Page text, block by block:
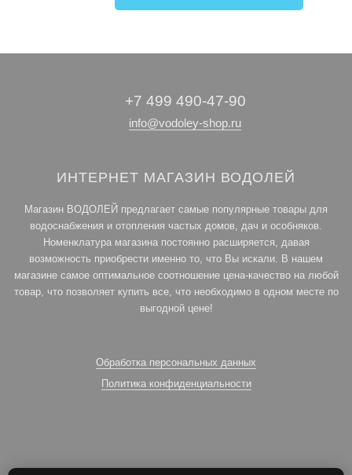
+7 499 490-47-90
info@vodoley-shop.ru
ИНТЕРНЕТ МАГАЗИН ВОДОЛЕЙ
Магазин ВОДОЛЕЙ предлагает самые популярные товары для
водоснабжения и отопления частых домов, дач и особняков.
Номенклатура магазина постоянно расширяется, давая
возможность приобрести именно то, что Вы искали. В нашем
магазине самое оптимальное соотношение цена-качество на любой
товар, что позволяет купить все, что необходимо в одном месте по
выгодной цене!
Обработка персональных данных
Политика конфиденциальности